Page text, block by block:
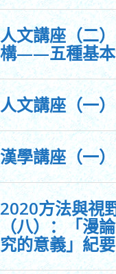
人文講座（二
構——五種基本
人文講座（一
漢學講座（一
2020方法與視
（八）：「漫
究的意義」紀要